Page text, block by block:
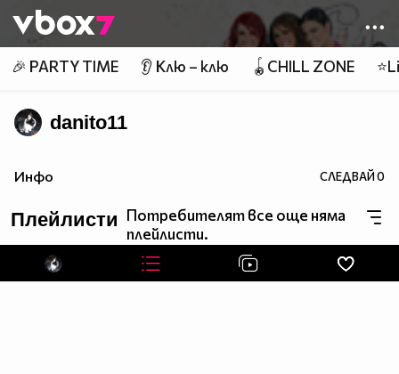
👾
🎉 PARTY TIME 👂 Клю – клю 🪀CHILL ZONE
danito11
Инфо СЛЕДВАЙ0
Плейлисти Потребителят все още няма
плейлисти.